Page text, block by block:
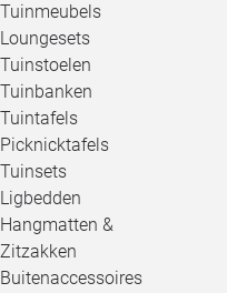
Tuinmeubels
Loungesets
Tuinstoelen
Tuinbanken
Tuintafels
Picknicktafels
Tuinsets
Ligbedden
Hangmatten &
Zitzakken
Buitenaccessoires